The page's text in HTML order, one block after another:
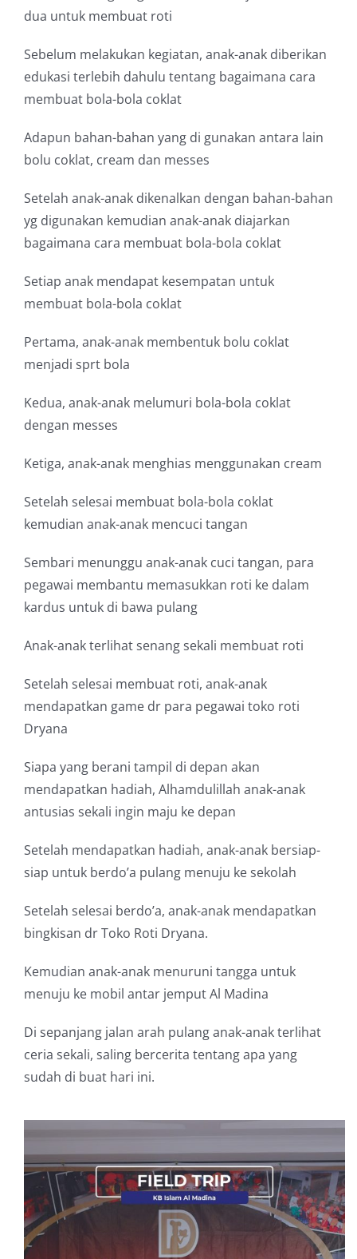
dua untuk membuat roti
Sebelum melakukan kegiatan, anak-anak diberikan
edukasi terlebih dahulu tentang bagaimana cara
membuat bola-bola coklat
Adapun bahan-bahan yang di gunakan antara lain
bolu coklat, cream dan messes
Setelah anak-anak dikenalkan dengan bahan-bahan
yg digunakan kemudian anak-anak diajarkan
bagaimana cara membuat bola-bola coklat
Setiap anak mendapat kesempatan untuk
membuat bola-bola coklat
Pertama, anak-anak membentuk bolu coklat
menjadi sprt bola
Kedua, anak-anak melumuri bola-bola coklat
dengan messes
Ketiga, anak-anak menghias menggunakan cream
Setelah selesai membuat bola-bola coklat
kemudian anak-anak mencuci tangan
Sembari menunggu anak-anak cuci tangan, para
pegawai membantu memasukkan roti ke dalam
kardus untuk di bawa pulang
Anak-anak terlihat senang sekali membuat roti
Setelah selesai membuat roti, anak-anak
mendapatkan game dr para pegawai toko roti
Dryana
Siapa yang berani tampil di depan akan
mendapatkan hadiah, Alhamdulillah anak-anak
antusias sekali ingin maju ke depan
Setelah mendapatkan hadiah, anak-anak bersiap-
siap untuk berdo’a pulang menuju ke sekolah
Setelah selesai berdo’a, anak-anak mendapatkan
bingkisan dr Toko Roti Dryana.
Kemudian anak-anak menuruni tangga untuk
menuju ke mobil antar jemput Al Madina
Di sepanjang jalan arah pulang anak-anak terlihat
ceria sekali, saling bercerita tentang apa yang
sudah di buat hari ini.